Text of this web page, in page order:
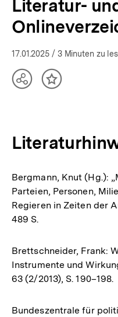
Literatur-
17.01.2025 / 3 Minuten zu
TeilenInhalt
Bergmann, Knut (Hg.):
Parteien, Personen,
Regieren in Zeiten der
489 S.
Brettschneider, Frank:
Instrumente und
63 (2/2013), S. 190–198.
Bundeszentrale für